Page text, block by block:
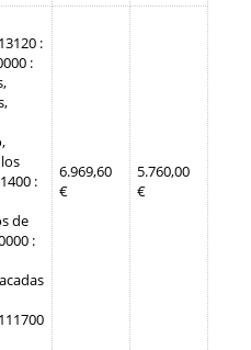
:
:
:
de
:
6.969,60
€
5.760,00
€